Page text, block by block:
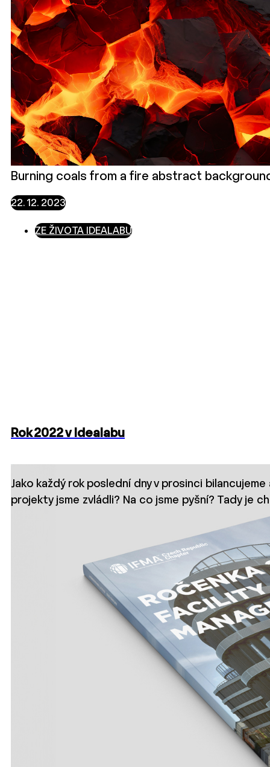
Burning coals from a fire abstract
22. 12. 2023
ZE ŽIVOTA IDEALABU
Rok 2022 v Idealabu
Jako každý rok poslední dny v prosinci
projekty jsme zvládli? Na co jsme pyšní? Tady je